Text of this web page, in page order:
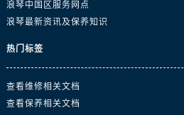
浪琴中国区服务网点
浪琴最新资讯及保养知识
热门标签
查看维修相关文档
查看保养相关文档